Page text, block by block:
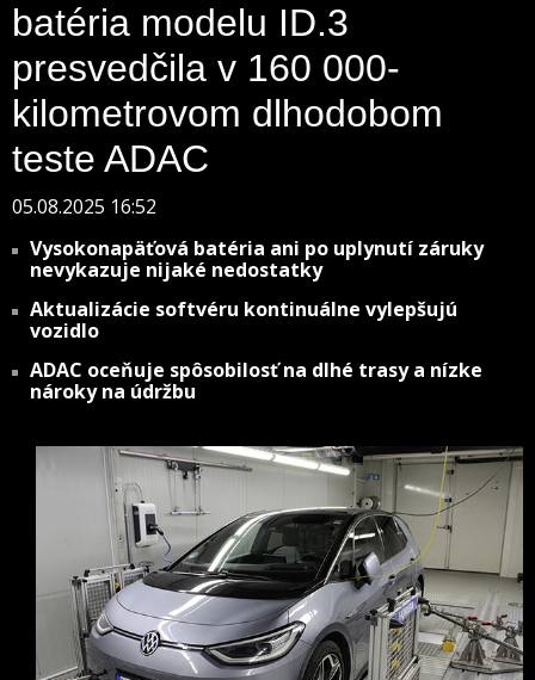
batéria modelu ID.3
presvedčila v 160 000-
kilometrovom dlhodobom
teste ADAC
05.08.2025 16:52
Vysokonapäťová batéria ani po uplynutí záruky
nevykazuje nijaké nedostatky
Aktualizácie softvéru kontinuálne vylepšujú
vozidlo
ADAC oceňuje spôsobilosť na dlhé trasy a nízke
nároky na údržbu